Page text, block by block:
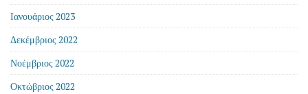
Ιανουάριος 2023
Δεκέμβριος 2022
Νοέμβριος 2022
Οκτώβριος 2022